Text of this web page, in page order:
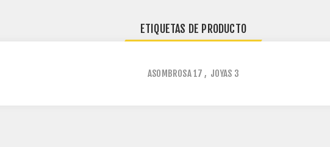
ETIQUETAS DE PRODUCTO
ASOMBROSA17 , JOYAS 3